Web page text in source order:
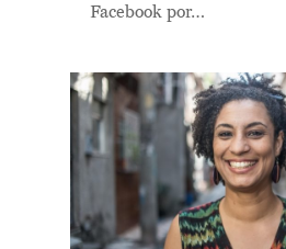
Facebook por…